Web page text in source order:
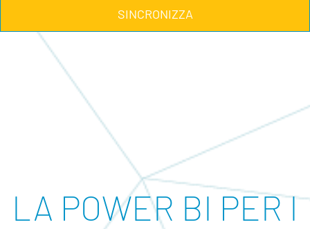
SINCRONIZZA
LA POWER BI PER I